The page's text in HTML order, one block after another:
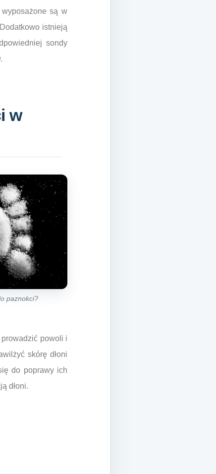
są w
istnieją
sondy
w
paznokci?
powoli i
skórę dłoni
do poprawy ich
dłoni.